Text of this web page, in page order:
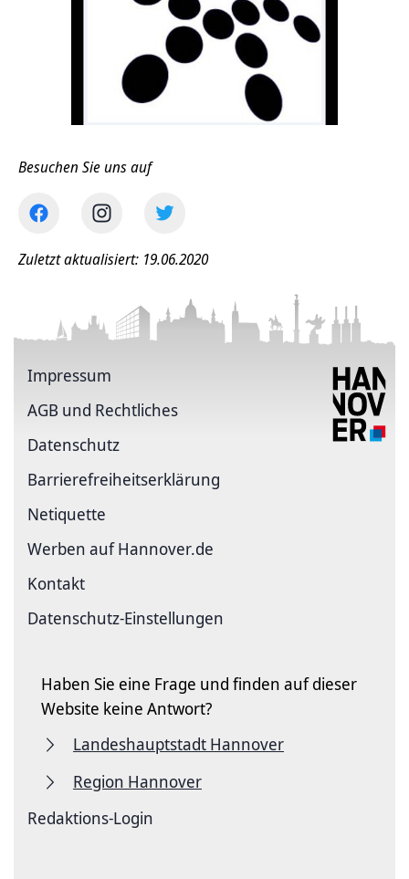
Besuchen Sie uns auf
Zuletzt aktualisiert: 19.06.2020
Impressum
AGB und Rechtliches
Datenschutz
Barriere­freiheits­erklärung
Netiquette
Werben auf Hannover.de
Kontakt
Datenschutz-Einstellungen
Haben Sie eine Frage und finden auf dieser
Website keine Antwort?
Landeshauptstadt Hannover
Region Hannover
Redaktions-Login